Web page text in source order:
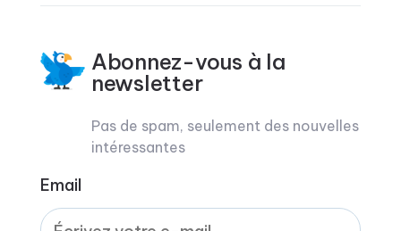
Abonnez-vous à la
newsletter
Pas de spam, seulement des nouvelles
intéressantes
Email